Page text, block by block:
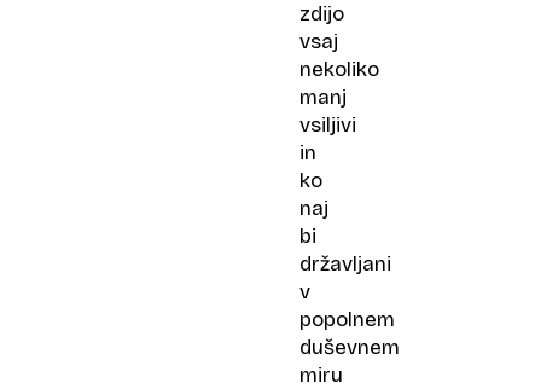
zdijo
vsaj
nekoliko
manj
vsiljivi
in
ko
naj
bi
državljani
v
popolnem
duševnem
miru